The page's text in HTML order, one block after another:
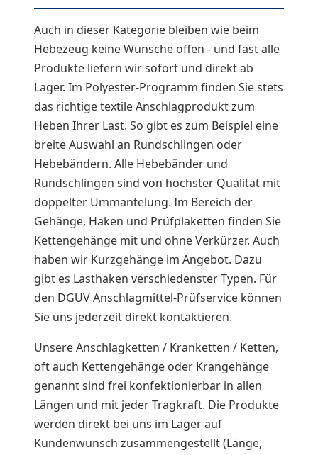
Auch in dieser Kategorie bleiben wie beim
Hebezeug keine Wünsche offen - und fast alle
Produkte liefern wir sofort und direkt ab
Lager. Im Polyester-Programm finden Sie stets
das richtige textile Anschlagprodukt zum
Heben Ihrer Last. So gibt es zum Beispiel eine
breite Auswahl an Rundschlingen oder
Hebebändern. Alle Hebebänder und
Rundschlingen sind von höchster Qualität mit
doppelter Ummantelung. Im Bereich der
Gehänge, Haken und Prüfplaketten finden Sie
Kettengehänge mit und ohne Verkürzer. Auch
haben wir Kurzgehänge im Angebot. Dazu
gibt es Lasthaken verschiedenster Typen. Für
den DGUV Anschlagmittel-Prüfservice können
Sie uns jederzeit direkt kontaktieren.
Unsere Anschlagketten / Kranketten / Ketten,
oft auch Kettengehänge oder Krangehänge
genannt sind frei konfektionierbar in allen
Längen und mit jeder Tragkraft. Die Produkte
werden direkt bei uns im Lager auf
Kundenwunsch zusammengestellt (Länge,